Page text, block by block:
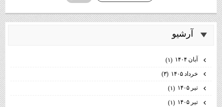
آرشيو
آبان ۱۴۰۴
(۱)
خرداد ۱۴۰۵
(۳)
تیر ۱۴۰۵
(۱)
تیر ۱۴۰۵
(۱)